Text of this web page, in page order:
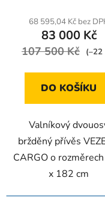
68 595,04 Kč bez
83 000 Kč
107 500 Kč (–22
DO KOŠÍKU
Valníkový
bržděný přívěs
CARGO o
x 182 cm